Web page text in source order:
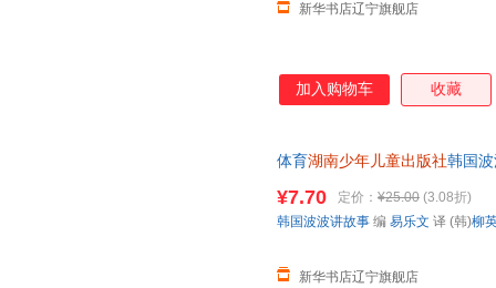
新华书店辽宁旗舰店
加入购物车 收藏
体育湖南少年儿童出版社韩国
¥7.70 定价： ¥25.00 (3.08折)
新华书店辽宁旗舰店
韩国波波讲故事 编 易乐文 译 (韩)柳